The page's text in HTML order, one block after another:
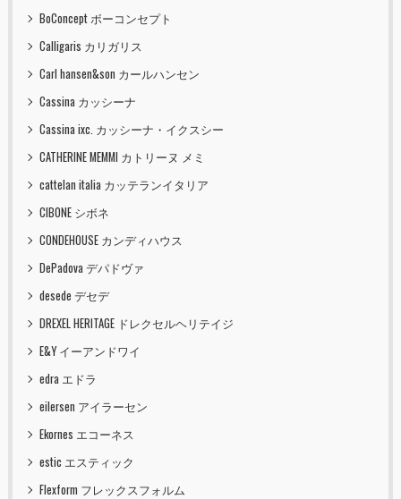
BoConcept ボーコンセプト
Calligaris カリガリス
Carl hansen&son カールハンセン
Cassina カッシーナ
Cassina ixc. カッシーナ・イクスシー
CATHERINE MEMMI カトリーヌ メミ
cattelan italia カッテランイタリア
CIBONE シボネ
CONDEHOUSE カンディハウス
DePadova デパドヴァ
desede デセデ
DREXEL HERITAGE ドレクセルヘリテイジ
E&Y イーアンドワイ
edra エドラ
eilersen アイラーセン
Ekornes エコーネス
estic エスティック
Flexform フレックスフォルム